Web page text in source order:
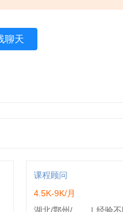
聊天
课程顾问
4.5K-9K/月